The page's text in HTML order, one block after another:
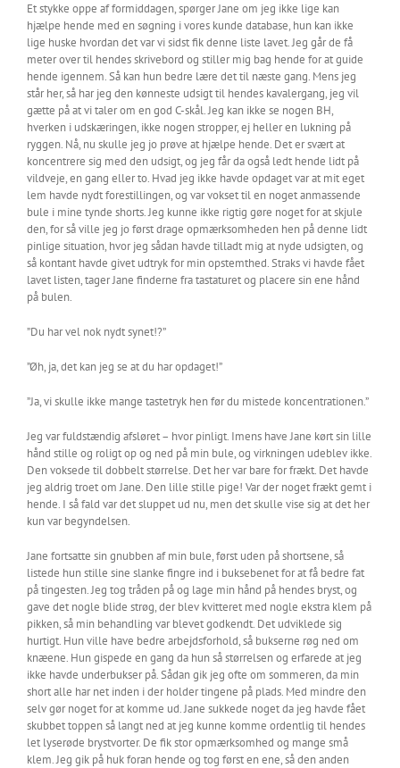
Et stykke oppe af formiddagen, spørger Jane om jeg ikke lige kan
hjælpe hende med en søgning i vores kunde database, hun kan ikke
lige huske hvordan det var vi sidst fik denne liste lavet. Jeg går de få
meter over til hendes skrivebord og stiller mig bag hende for at guide
hende igennem. Så kan hun bedre lære det til næste gang. Mens jeg
står her, så har jeg den kønneste udsigt til hendes kavalergang, jeg vil
gætte på at vi taler om en god C-skål. Jeg kan ikke se nogen BH,
hverken i udskæringen, ikke nogen stropper, ej heller en lukning på
ryggen. Nå, nu skulle jeg jo prøve at hjælpe hende. Det er svært at
koncentrere sig med den udsigt, og jeg får da også ledt hende lidt på
vildveje, en gang eller to. Hvad jeg ikke havde opdaget var at mit eget
lem havde nydt forestillingen, og var vokset til en noget anmassende
bule i mine tynde shorts. Jeg kunne ikke rigtig gøre noget for at skjule
den, for så ville jeg jo først drage opmærksomheden hen på denne lidt
pinlige situation, hvor jeg sådan havde tilladt mig at nyde udsigten, og
så kontant havde givet udtryk for min opstemthed. Straks vi havde fået
lavet listen, tager Jane finderne fra tastaturet og placere sin ene hånd
på bulen.
”Du har vel nok nydt synet!?”
”Øh, ja, det kan jeg se at du har opdaget!”
”Ja, vi skulle ikke mange tastetryk hen før du mistede koncentrationen.”
Jeg var fuldstændig afsløret – hvor pinligt. Imens have Jane kørt sin lille
hånd stille og roligt op og ned på min bule, og virkningen udeblev ikke.
Den voksede til dobbelt størrelse. Det her var bare for frækt. Det havde
jeg aldrig troet om Jane. Den lille stille pige! Var der noget frækt gemt i
hende. I så fald var det sluppet ud nu, men det skulle vise sig at det her
kun var begyndelsen.
Jane fortsatte sin gnubben af min bule, først uden på shortsene, så
listede hun stille sine slanke fingre ind i buksebenet for at få bedre fat
på tingesten. Jeg tog tråden på og lage min hånd på hendes bryst, og
gave det nogle blide strøg, der blev kvitteret med nogle ekstra klem på
pikken, så min behandling var blevet godkendt. Det udviklede sig
hurtigt. Hun ville have bedre arbejdsforhold, så bukserne røg ned om
knæene. Hun gispede en gang da hun så størrelsen og erfarede at jeg
ikke havde underbukser på. Sådan gik jeg ofte om sommeren, da min
short alle har net inden i der holder tingene på plads. Med mindre den
selv gør noget for at komme ud. Jane sukkede noget da jeg havde fået
skubbet toppen så langt ned at jeg kunne komme ordentlig til hendes
let lyserøde brystvorter. De fik stor opmærksomhed og mange små
klem. Jeg gik på huk foran hende og tog først en ene, så den anden